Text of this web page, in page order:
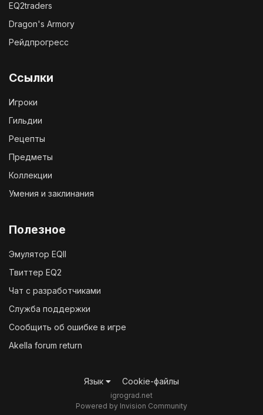
EQ2traders
Dragon's Armory
Рейдпрогресс
Ссылки
Игроки
Гильдии
Рецепты
Предметы
Коллекции
Умения и заклинания
Полезное
Эмулятор EQII
Твиттер EQ2
Чат с разработчиками
Служба поддержки
Сообщить об ошибке в игре
Akella forum return
Язык Cookie-файлы
igrograd.net
Powered by Invision Community